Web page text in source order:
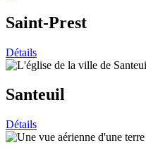
Saint-Prest
Détails
Santeuil
Détails